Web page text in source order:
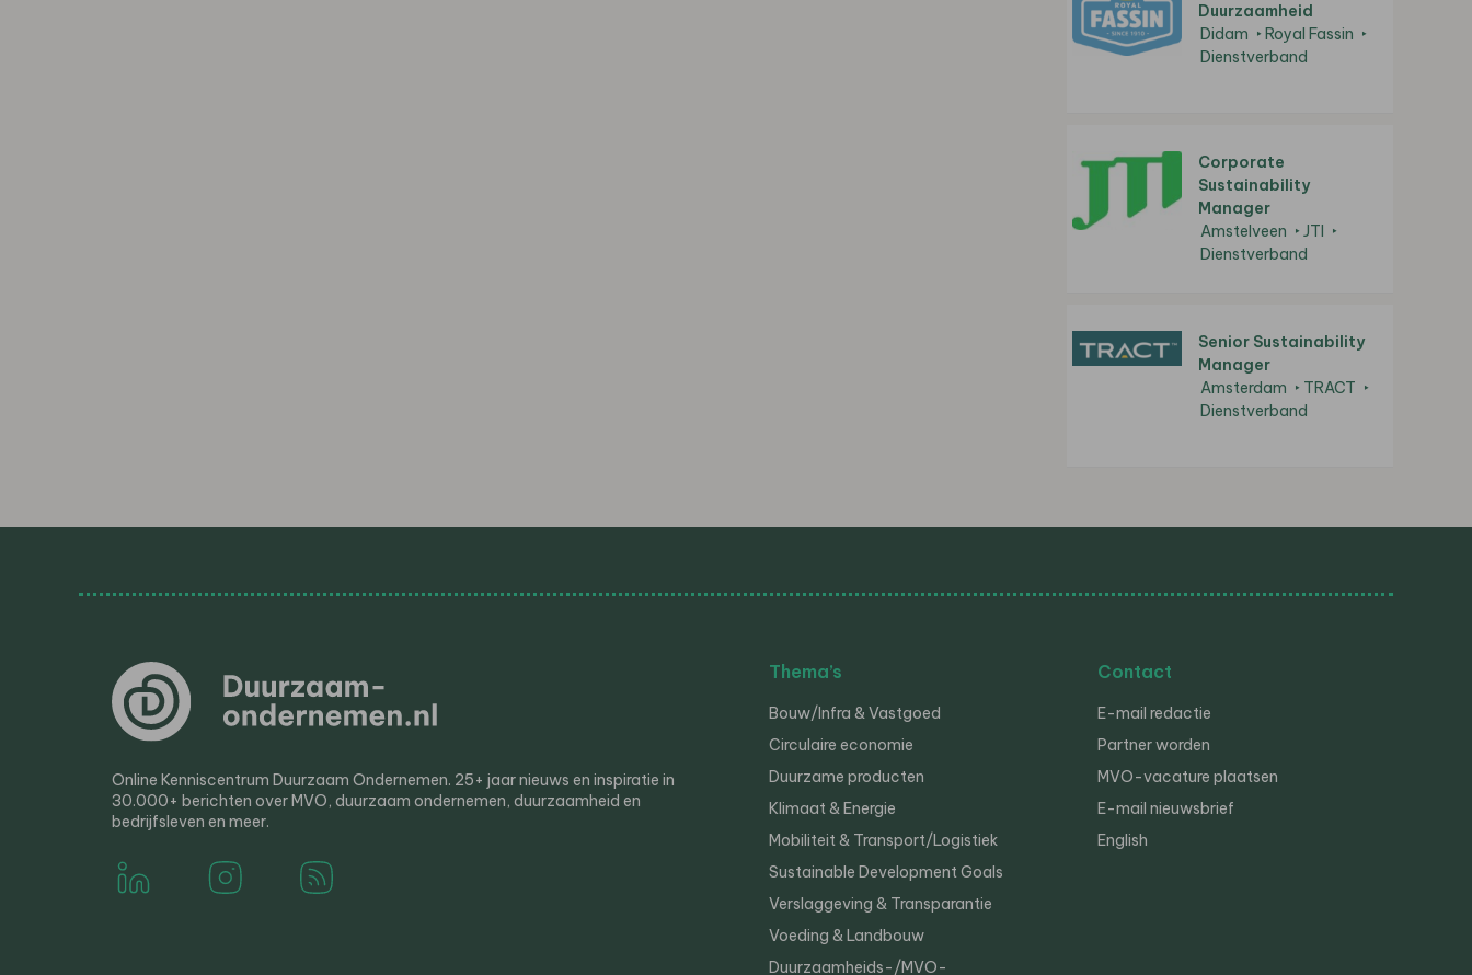
Duurzaamheid
Didam
Royal Fassin
Dienstverband
Corporate
Sustainability
Manager
Amstelveen
JTI
Dienstverband
Senior Sustainability
Manager
Amsterdam
TRACT
Dienstverband
Online Kenniscentrum Duurzaam Ondernemen. 25+ jaar nieuws en inspiratie in
30.000+ berichten over MVO, duurzaam ondernemen, duurzaamheid en
bedrijfsleven en meer.
Thema’s
Bouw/Infra & Vastgoed
Circulaire economie
Duurzame producten
Klimaat & Energie
Mobiliteit & Transport/Logistiek
Sustainable Development Goals
Verslaggeving & Transparantie
Voeding & Landbouw
Duurzaamheids-/MVO-
Contact
E-mail redactie
Partner worden
MVO-vacature plaatsen
E-mail nieuwsbrief
English